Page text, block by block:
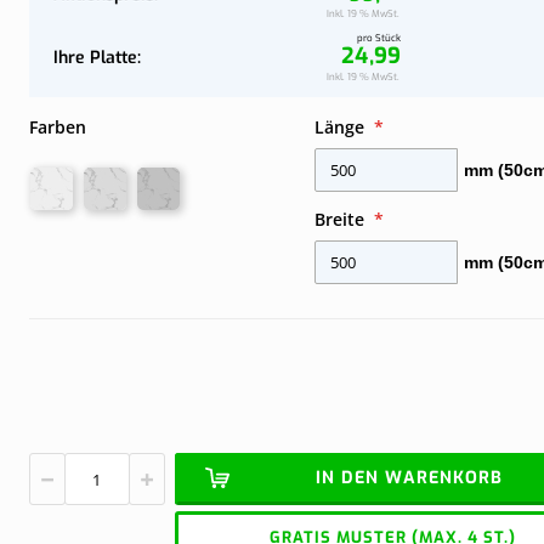
Komplettes Dach an der WandInkl. 19 % MwSt.
Ihre Platte
pro Stück
24,99
Inkl. 19 % MwSt.
Farben Länge
mm
Breite
mm
IN DEN WARENKORB
GRATIS MUSTER (MAX. 4 ST.)